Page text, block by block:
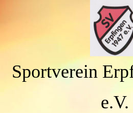
Sportverein
e.V.